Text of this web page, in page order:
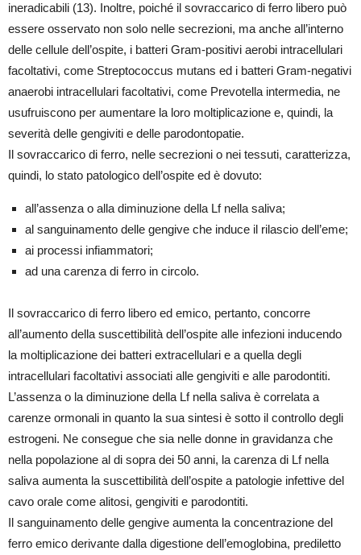
ineradicabili (13). Inoltre, poiché il sovraccarico di ferro libero può
essere osservato non solo nelle secrezioni, ma anche all’interno
delle cellule dell’ospite, i batteri Gram-positivi aerobi intracellulari
facoltativi, come Streptococcus mutans ed i batteri Gram-negativi
anaerobi intracellulari facoltativi, come Prevotella intermedia, ne
usufruiscono per aumentare la loro moltiplicazione e, quindi, la
severità delle gengiviti e delle parodontopatie.
Il sovraccarico di ferro, nelle secrezioni o nei tessuti, caratterizza,
quindi, lo stato patologico dell’ospite ed è dovuto:
all’assenza o alla diminuzione della Lf nella saliva;
al sanguinamento delle gengive che induce il rilascio dell’eme;
ai processi infiammatori;
ad una carenza di ferro in circolo.
Il sovraccarico di ferro libero ed emico, pertanto, concorre
all’aumento della suscettibilità dell’ospite alle infezioni inducendo
la moltiplicazione dei batteri extracellulari e a quella degli
intracellulari facoltativi associati alle gengiviti e alle parodontiti.
L’assenza o la diminuzione della Lf nella saliva è correlata a
carenze ormonali in quanto la sua sintesi è sotto il controllo degli
estrogeni. Ne consegue che sia nelle donne in gravidanza che
nella popolazione al di sopra dei 50 anni, la carenza di Lf nella
saliva aumenta la suscettibilità dell’ospite a patologie infettive del
cavo orale come alitosi, gengiviti e parodontiti.
Il sanguinamento delle gengive aumenta la concentrazione del
ferro emico derivante dalla digestione dell’emoglobina, prediletto